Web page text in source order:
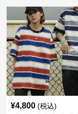
¥4,800 (税込)